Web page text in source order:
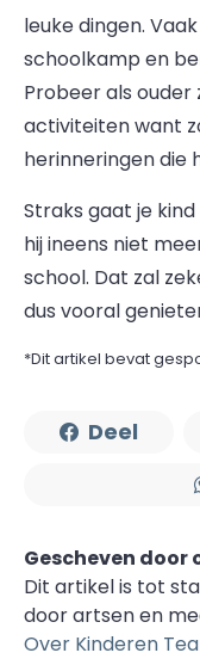
leuke dingen.
schoolkamp en
Probeer als
activiteiten want
herinneringen die
Straks gaat je
hij ineens niet
school. Dat zal
dus vooral
*Dit artikel bevat
Deel
Gescheven door
Dit artikel is tot
door artsen en
Over Kinderen